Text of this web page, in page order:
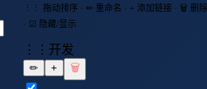
⋮⋮ 拖动排序 · ✏ 重命名 · + 添加链接 · 🗑 删除
· ☑ 隐藏/显示
⋮⋮ 开发
✏ + 🗑